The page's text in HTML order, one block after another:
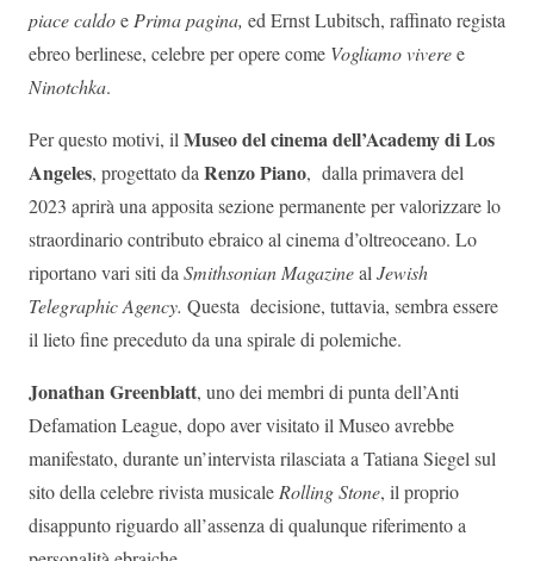
piace caldoe Prima pagina, ed Ernst Lubitsch, raffinato regista
ebreo berlinese, celebre per opere come Vogliamo viveree
Ninotchka.
Per questo motivi, il Museo del cinema dell’Academy di Los
Angeles, progettato da Renzo Piano, dalla primavera del
2023 aprirà una apposita sezione permanente per valorizzare lo
straordinario contributo ebraico al cinema d’oltreoceano. Lo
riportano vari siti da Smithsonian Magazineal Jewish
Telegraphic Agency. Questa decisione, tuttavia, sembra essere
il lieto fine preceduto da una spirale di polemiche.
Jonathan Greenblatt, uno dei membri di punta dell’Anti
Defamation League, dopo aver visitato il Museo avrebbe
manifestato, durante un’intervista rilasciata a Tatiana Siegel sul
sito della celebre rivista musicale Rolling Stone, il proprio
disappunto riguardo all’assenza di qualunque riferimento a